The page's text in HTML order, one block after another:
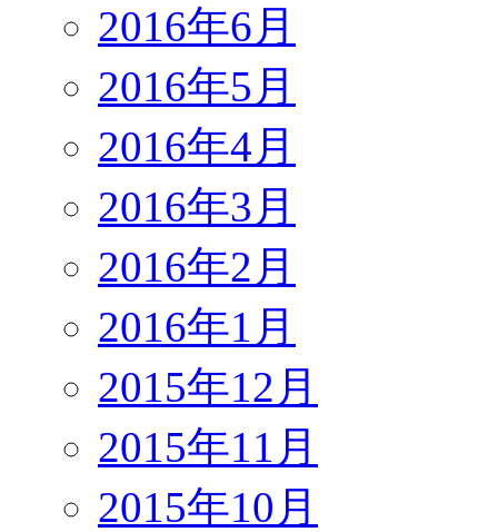
2016年6月
2016年5月
2016年4月
2016年3月
2016年2月
2016年1月
2015年12月
2015年11月
2015年10月